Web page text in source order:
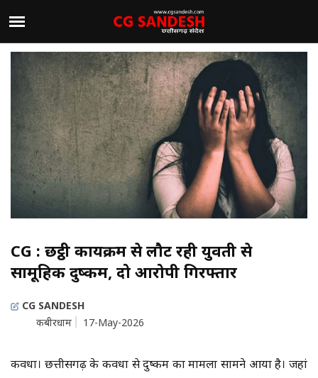
CG : छट्ठी कार्यक्रम से लौट रही युवती से
सामूहिक दुष्कर्म, दो आरोपी गिरफ्तार
CG SANDESH
कबीरधाम
17-May-2026
कवर्धा। छत्तीसगढ़ के कवर्धा से दुष्कर्म का मामला सामने आया है। जहां